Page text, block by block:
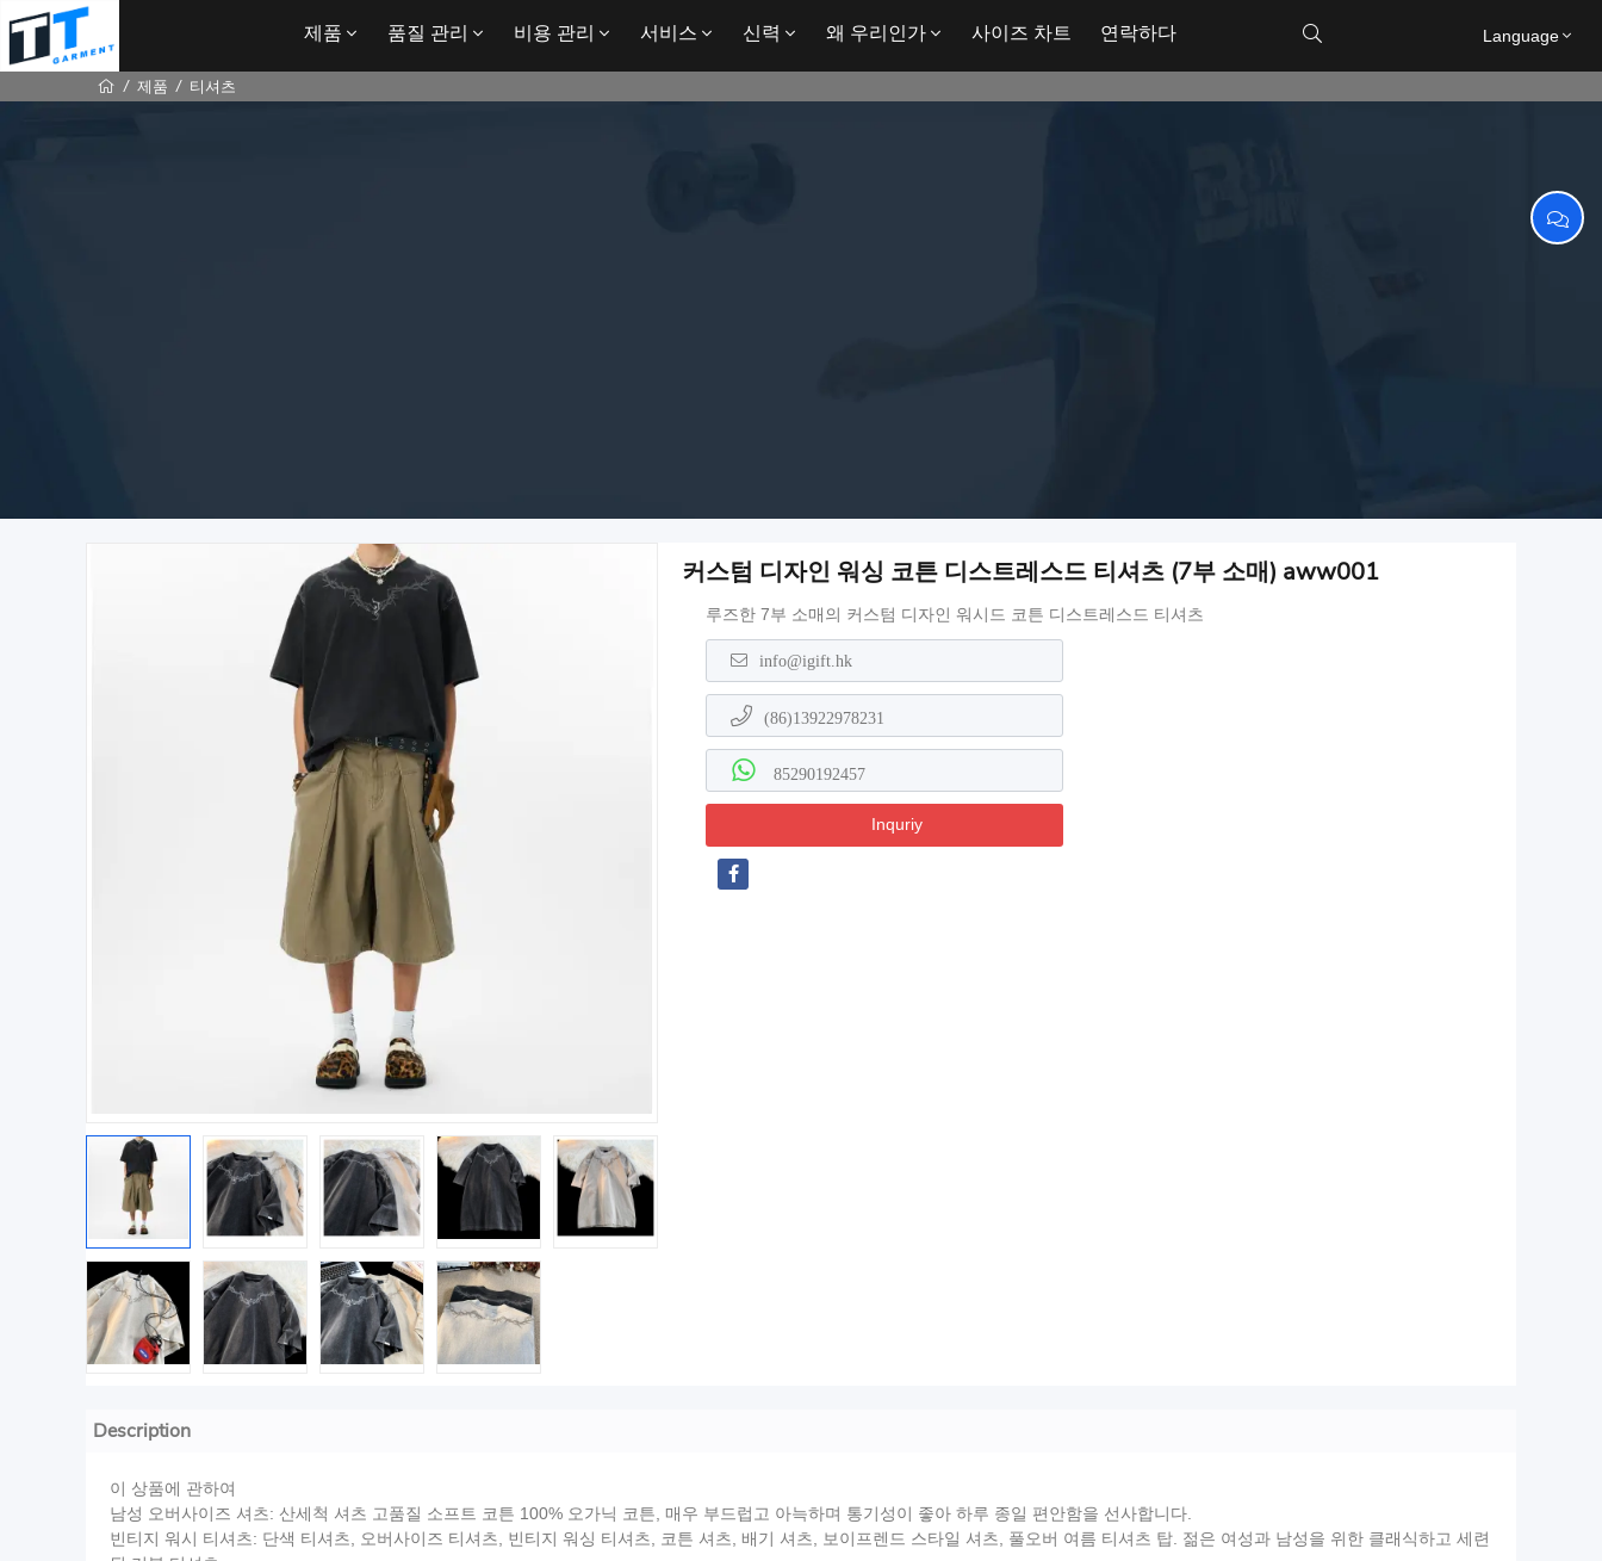
제품 품질 관리 비용 관리 서비스 신력 왜 우리인가 사이즈 차트 연락하다  Language
제품 티셔츠
커스텀 디자인 워싱 코튼 디스트레스드 티셔츠 (7부 소매) aww001
루즈한 7부 소매의 커스텀 디자인 워시드 코튼 디스트레스드 티셔츠
info@igift.hk
(86)13922978231
85290192457
Inquriy
Description
이 상품에 관하여
남성 오버사이즈 셔츠: 산세척 셔츠 고품질 소프트 코튼 100% 오가닉 코튼, 매우 부드럽고 아늑하며 통기성이 좋아 하루 종일 편안함을 선사합니다.
빈티지 워시 티셔츠: 단색 티셔츠, 오버사이즈 티셔츠, 빈티지 워싱 티셔츠, 코튼 셔츠, 배기 셔츠, 보이프렌드 스타일 셔츠, 풀오버 여름 티셔츠 탑. 젊은 여성과 남성을 위한 클래식하고 세련